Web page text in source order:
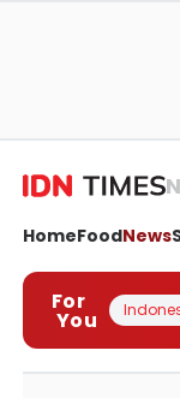
HomeFoodNews
For
You